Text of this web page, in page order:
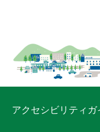
アクセシビリティガ